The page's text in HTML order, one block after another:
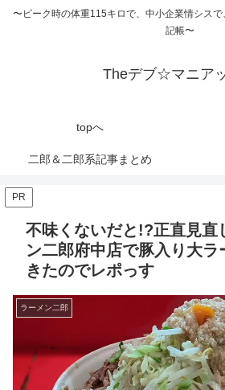
〜ピーク時の体重115キロで、中小企業情シス
記帳〜
Theデブ☆マニア
topへ
二郎＆二郎系記事まとめ
PR
不味くないだと!?正直見直
ン二郎府中店で豚入り大ラ
きたのでレポっす
ラーメン二郎